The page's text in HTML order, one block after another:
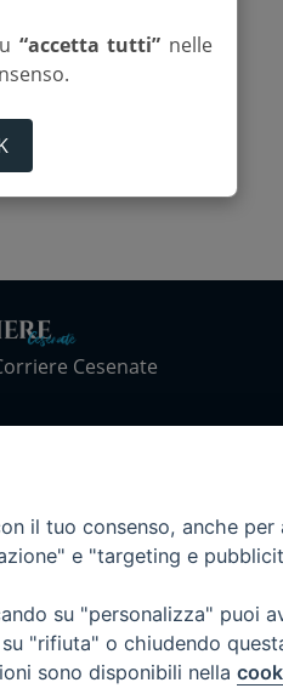
Cesenate
“accetta tutti” nelle
il tuo consenso, anche
e "targeting e
su "personalizza" puoi
"rifiuta" o chiudendo
sono disponibili nella